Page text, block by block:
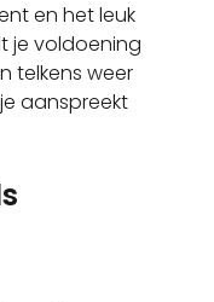
en het leuk
je voldoening
telkens weer
aanspreekt